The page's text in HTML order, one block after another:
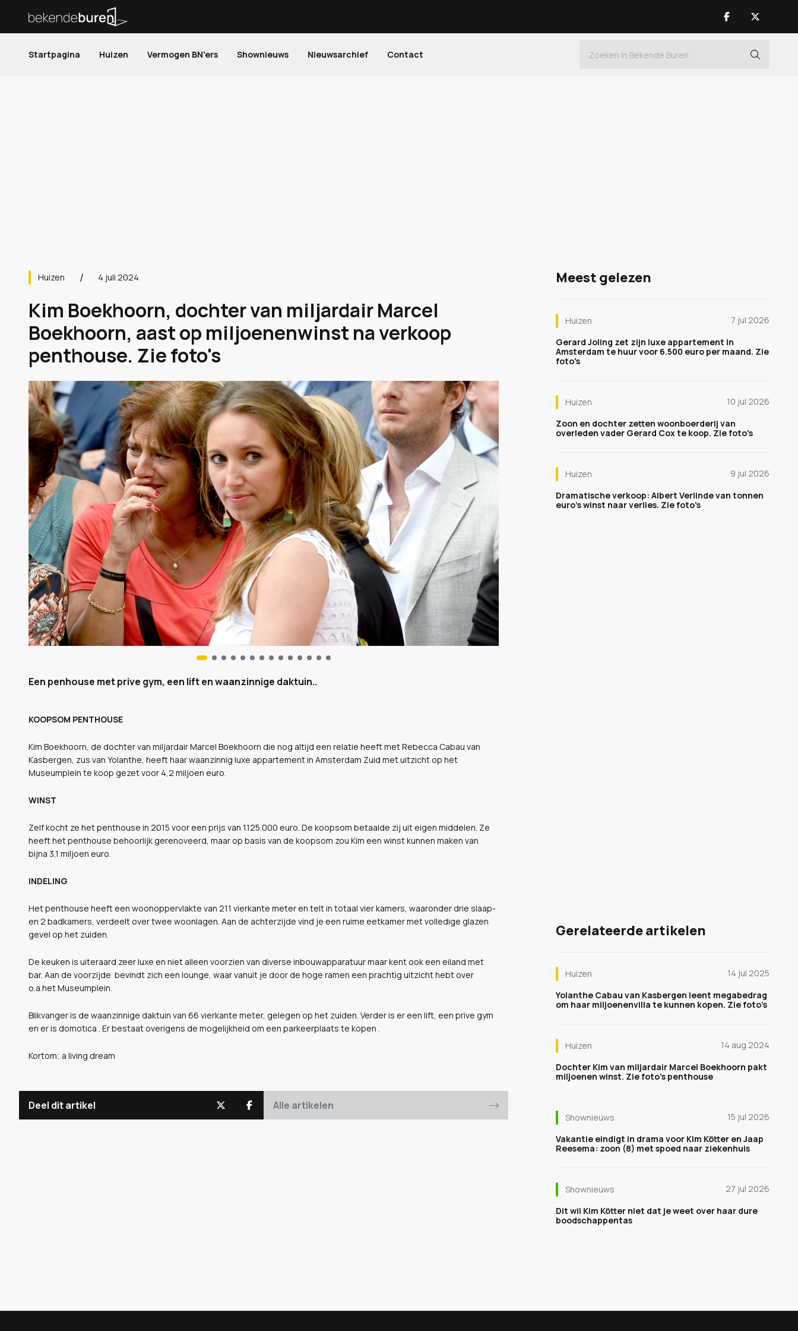
Startpagina Huizen Vermogen BN'ers Shownieuws Nieuwsarchief Contact
Huizen 4 juli 2024
Kim Boekhoorn, dochter van miljardair Marcel
Boekhoorn, aast op miljoenenwinst na verkoop
penthouse. Zie foto's
Een penhouse met prive gym, een lift en waanzinnige daktuin..
KOOPSOM PENTHOUSE
Kim Boekhoorn, de dochter van miljardair Marcel Boekhoorn die nog altijd een relatie heeft met Rebecca Cabau van
Kasbergen, zus van Yolanthe, heeft haar waanzinnig luxe appartement in Amsterdam Zuid met uitzicht op het
Museumplein te koop gezet voor 4,2 miljoen euro.
WINST
Zelf kocht ze het penthouse in 2015 voor een prijs van 1.125.000 euro. De koopsom betaalde zij uit eigen middelen. Ze
heeft het penthouse behoorlijk gerenoveerd, maar op basis van de koopsom zou Kim een winst kunnen maken van
bijna 3,1 miljoen euro.
INDELING
Het penthouse heeft een woonoppervlakte van 211 vierkante meter en telt in totaal vier kamers, waaronder drie slaap-
en 2 badkamers, verdeelt over twee woonlagen. Aan de achterzijde vind je een ruime eetkamer met volledige glazen
gevel op het zuiden.
De keuken is uiteraard zeer luxe en niet alleen voorzien van diverse inbouwapparatuur maar kent ook een eiland met
bar. Aan de voorzijde bevindt zich een lounge, waar vanuit je door de hoge ramen een prachtig uitzicht hebt over
o.a.het Museumplein.
Blikvanger is de waanzinnige daktuin van 66 vierkante meter, gelegen op het zuiden. Verder is er een lift, een prive gym
en er is domotica . Er bestaat overigens de mogelijkheid om een parkeerplaats te kopen .
Kortom; a living dream
Deel dit artikel Alle artikelen
Meest gelezen
Huizen
7 jul 2026
Gerard Joling zet zijn luxe appartement in
Amsterdam te huur voor 6.500 euro per maand. Zie
foto's
Huizen
10 jul 2026
Zoon en dochter zetten woonboerderij van
overleden vader Gerard Cox te koop. Zie foto's
Huizen
9 jul 2026
Dramatische verkoop: Albert Verlinde van tonnen
euro's winst naar verlies. Zie foto's
Gerelateerde artikelen
Huizen
14 jul 2025
Yolanthe Cabau van Kasbergen leent megabedrag
om haar miljoenenvilla te kunnen kopen. Zie foto’s
Huizen
14 aug 2024
Dochter Kim van miljardair Marcel Boekhoorn pakt
miljoenen winst. Zie foto's penthouse
Shownieuws
15 jul 2026
Vakantie eindigt in drama voor Kim Kötter en Jaap
Reesema: zoon (8) met spoed naar ziekenhuis
Shownieuws
27 jul 2026
Dit wil Kim Kötter niet dat je weet over haar dure
boodschappentas